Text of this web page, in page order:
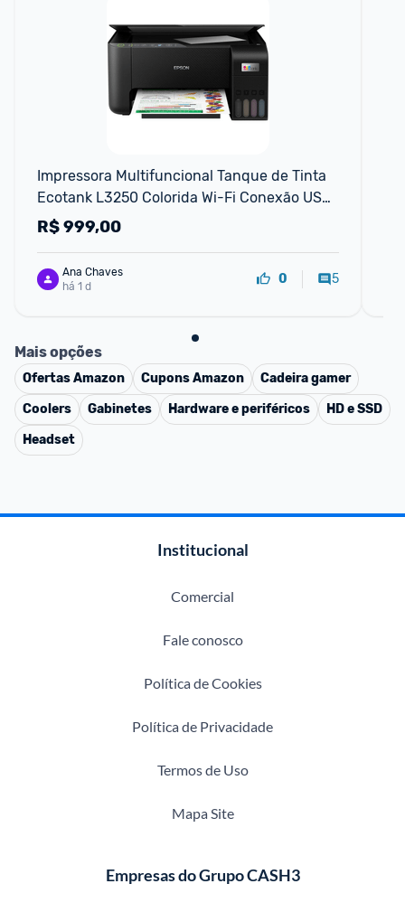
Impressora Multifuncional Tanque de Tinta
Ecotank L3250 Colorida Wi-Fi Conexão USB
Bivolt Epson
R$999,00
Ana Chaves
há 1 d
0 5
Mais opções
OfertasAmazon CuponsAmazon
Cadeira gamer
Coolers
Gabinetes Hardware e periféricos
HD e SSD
Headset
Institucional
Comercial
Fale conosco
Política de Cookies
Política de Privacidade
Termos de Uso
Mapa Site
Empresas do Grupo CASH3